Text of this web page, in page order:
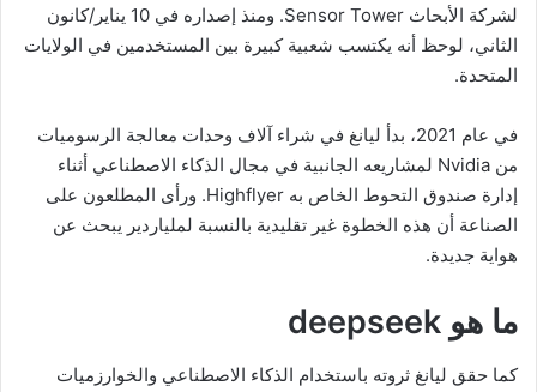
لشركة الأبحاث Sensor Tower. ومنذ إصداره في 10 يناير/كانون
الثاني، لوحظ أنه يكتسب شعبية كبيرة بين المستخدمين في الولايات
المتحدة.
في عام 2021، بدأ ليانغ في شراء آلاف وحدات معالجة الرسوميات
من Nvidia لمشاريعه الجانبية في مجال الذكاء الاصطناعي أثناء
إدارة صندوق التحوط الخاص به Highflyer. ورأى المطلعون على
الصناعة أن هذه الخطوة غير تقليدية بالنسبة لملياردير يبحث عن
هواية جديدة.
ما هو deepseek
كما حقق ليانغ ثروته باستخدام الذكاء الاصطناعي والخوارزميات